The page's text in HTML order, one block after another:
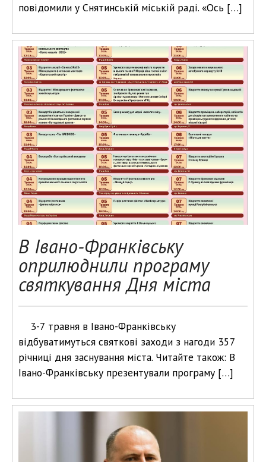
повідомили у Снятинській міській раді. «Ось […]
В Івано-Франківську
оприлюднили програму
святкування Дня міста
3-7 травня в Івано-Франківську
відбуватимуться святкові заходи з нагоди 357
річниці дня заснування міста. Читайте також: В
Івано-Франківську презентували програму […]